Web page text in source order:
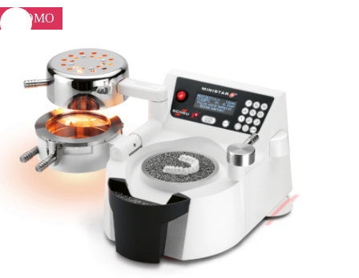
PROMO